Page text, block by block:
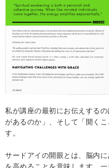
私が講座の最初にお伝えする
があるのか」、そして「開く
す。
サードアイの開眼とは、脳内